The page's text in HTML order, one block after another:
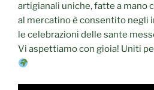
artigianali uniche, fatte a mano
al mercatino è consentito negli
le celebrazioni delle sante
Vi aspettiamo con gioia! Uniti